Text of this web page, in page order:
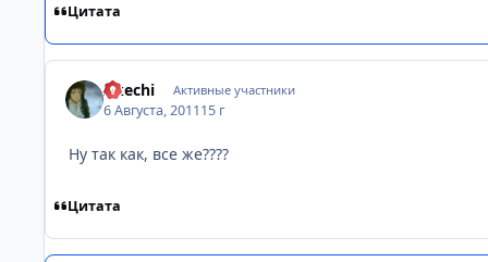
Цитата
Akechi Активные участники
6 Августа, 201115 г
Ну так как, все же????
Цитата